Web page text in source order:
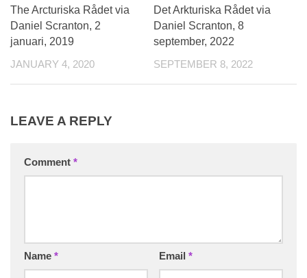
The Arcturiska Rådet via
Daniel Scranton, 2
januari, 2019
JANUARY 4, 2020
Det Arkturiska Rådet via
Daniel Scranton, 8
september, 2022
SEPTEMBER 8, 2022
LEAVE A REPLY
Comment *
Name * Email *